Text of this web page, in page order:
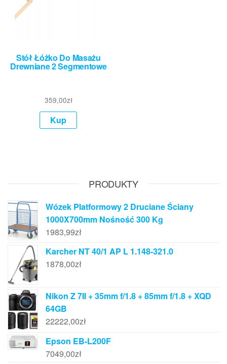
Stół Łóżko Do Masażu
Drewniane 2 Segmentowe
359,00zł
Kup
PRODUKTY
Wózek Platformowy 2 Druciane Ściany
1000X700mm Nośność 300 Kg
1983,99zł
Karcher NT 40/1 AP L 1.148-321.0
1878,00zł
Nikon Z 7II + 35mm f/1.8 + 85mm f/1.8 + XQD
64GB
22222,00zł
Epson EB-L200F
7049,00zł